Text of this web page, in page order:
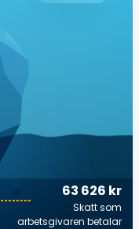
63 626 kr
Skatt som
arbetsgivaren betalar